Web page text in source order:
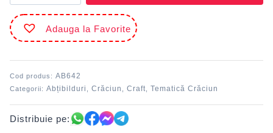
-
AB642
Om
de
Zâmbește
DACO
Adauga la Favorite
Cod produs: AB642
Categorii: Abțibilduri , Crăciun , Craft, Tematică Crăciun
Distribuie pe: